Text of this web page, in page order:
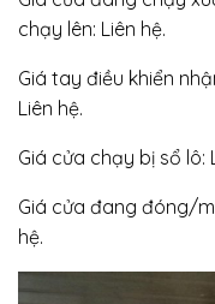
chạy lên: Liên hệ.
Giá tay điều khiển
Liên hệ.
Giá cửa chạy bị sổ lô:
Giá cửa đang đóng/
hệ.